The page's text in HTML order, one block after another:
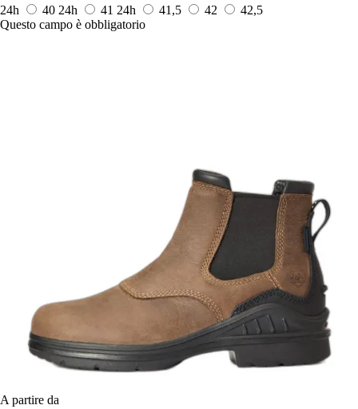
24h
40 24h 41 24h 41,5 42
42,5
Questo campo è obbligatorio
A partire da